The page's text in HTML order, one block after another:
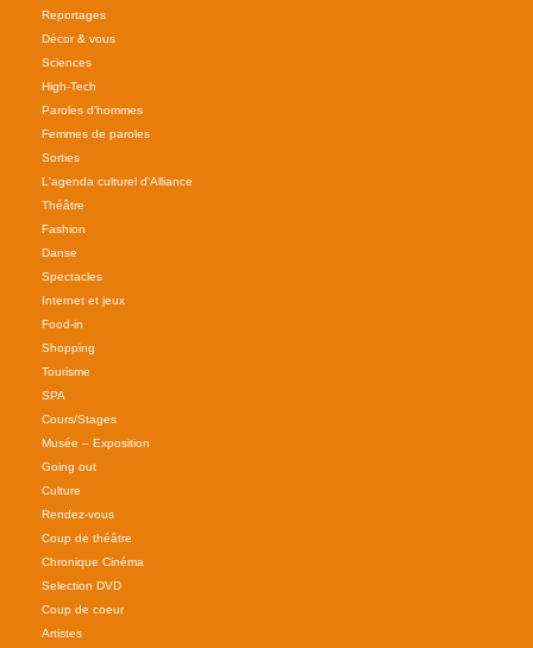
Reportages
Décor & vous
Sciences
High-Tech
Paroles d'hommes
Femmes de paroles
Sorties
L'agenda culturel d'Alliance
Théâtre
Fashion
Danse
Spectacles
Internet et jeux
Food-in
Shopping
Tourisme
SPA
Cours/Stages
Musée – Exposition
Going out
Culture
Rendez-vous
Coup de théâtre
Chronique Cinéma
Selection DVD
Coup de coeur
Artistes